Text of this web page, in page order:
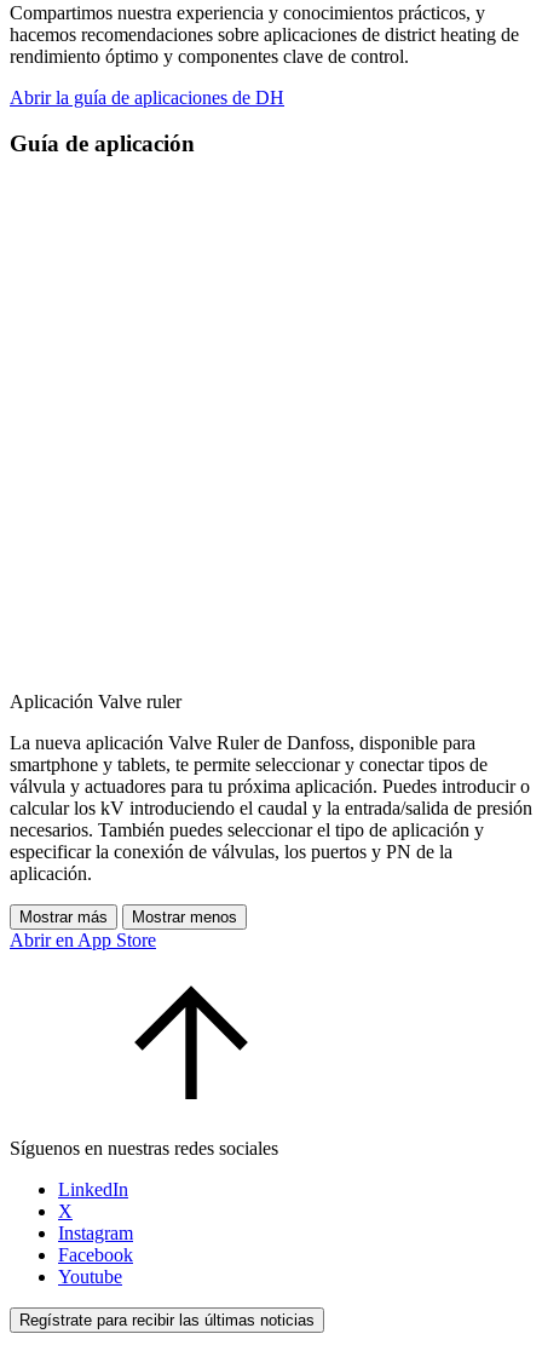
Compartimos nuestra experiencia y conocimientos prácticos, y
hacemos recomendaciones sobre aplicaciones de district heating de
rendimiento óptimo y componentes clave de control.
Abrir la guía de aplicaciones de DH
Guía de aplicación
Aplicación Valve ruler
La nueva aplicación Valve Ruler de Danfoss, disponible para
smartphone y tablets, te permite seleccionar y conectar tipos de
válvula y actuadores para tu próxima aplicación. Puedes introducir o
calcular los kV introduciendo el caudal y la entrada/salida de presión
necesarios. También puedes seleccionar el tipo de aplicación y
especificar la conexión de válvulas, los puertos y PN de la
aplicación.
Mostrar más Mostrar menos
Abrir en App Store
Síguenos en nuestras redes sociales
LinkedIn
X
Instagram
Facebook
Youtube
Regístrate para recibir las últimas noticias